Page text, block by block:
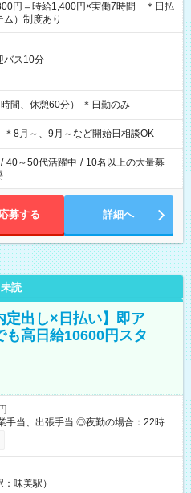
円＝時給1,400円×実働7時間 ＊日払
）制度あり
バス10分
間、休憩60分） ＊日勤のみ
月～、9月～など開始日相談OK
/ 40～50代活躍中 / 10名以上の大量募
応募する 詳細へ
未読
定出し×日払い】即ア
も高日給10600円スタ
当、出張手当 ◎夜勤の場合：22時～
・週払い可(希望者／条件有) ◎社食あ
しゃ
味美駅）